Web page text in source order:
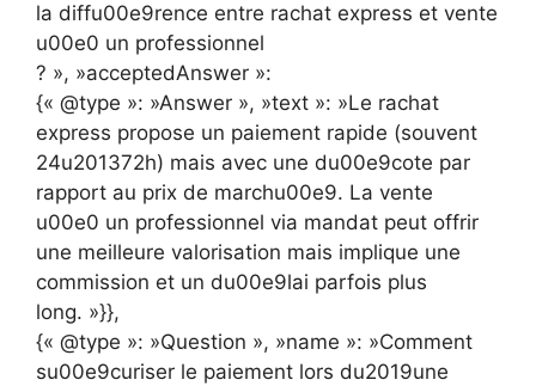
la diffu00e9rence entre rachat express et vente
u00e0 un professionnel
? », »acceptedAnswer »:
{« @type »: »Answer », »text »: »Le rachat
express propose un paiement rapide (souvent
24u201372h) mais avec une du00e9cote par
rapport au prix de marchu00e9. La vente
u00e0 un professionnel via mandat peut offrir
une meilleure valorisation mais implique une
commission et un du00e9lai parfois plus
long. »}},
{« @type »: »Question », »name »: »Comment
su00e9curiser le paiement lors du2019une